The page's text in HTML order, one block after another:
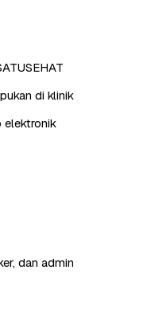
di klinik
elektronik
dan admin